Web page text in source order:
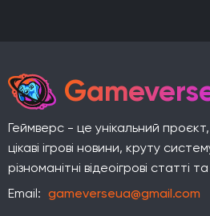
Геймверс - це унікальний
цікаві ігрові новини, круту
різноманітні відеоігрові статті
Email: gameverseua@gmail.com